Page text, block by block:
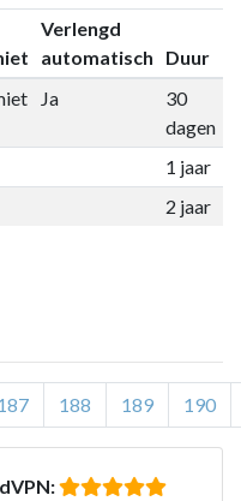
Verlengd
automatisch
Duur
Ja
30
dagen
1 jaar
2 jaar
188 189 190